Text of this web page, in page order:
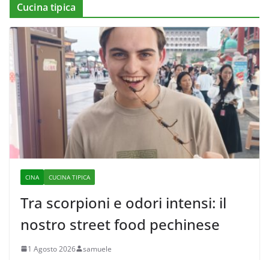
Cucina tipica
CINA CUCINA TIPICA
Tra scorpioni e odori intensi: il
nostro street food pechinese
1 Agosto 2026 samuele